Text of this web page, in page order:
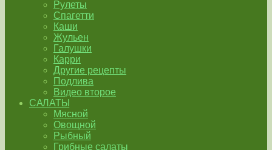
Рулеты
Спагетти
Каши
Жульен
Галушки
Карри
Другие рецепты
Подлива
Видео второе
САЛАТЫ
Мясной
Овощной
Рыбный
Грибные салаты